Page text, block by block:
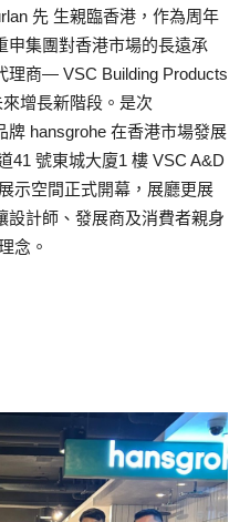
先 生親臨香港，作為周年
申集團對香港市場的長遠承
理商— VSC Building Products
增長新階段。是次
牌 hansgrohe 在香港市場發展
41 號東城大廈1 樓 VSC A&D
示空間正式開幕，展廳更展
設計師、發展商及消費者親身
念。